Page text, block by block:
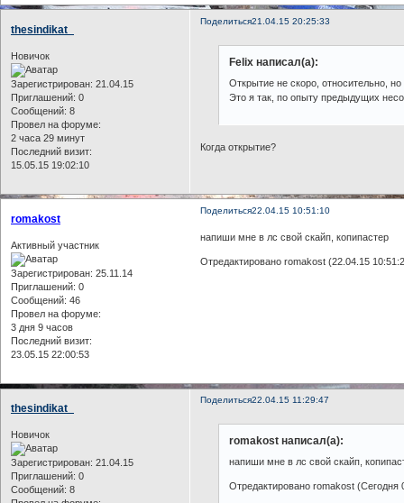
Поделиться21.04.15 20:25:33
thesindikat_
Новичок
Зарегистрирован: 21.04.15
Приглашений: 0
Сообщений: 8
Провел на форуме:
2 часа 29 минут
Последний визит:
15.05.15 19:02:10
Felix написал(а):
Открытие не скоро, относительно,
Это я так, по опыту предыдущих
Когда открытие?
Поделиться22.04.15 10:51:10
romakost
Активный участник
Зарегистрирован: 25.11.14
Приглашений: 0
Сообщений: 46
Провел на форуме:
3 дня 9 часов
Последний визит:
23.05.15 22:00:53
напиши мне в лс свой скайп, копипастер
Отредактировано romakost (22.04.15
Поделиться22.04.15 11:29:47
thesindikat_
Новичок
Зарегистрирован: 21.04.15
Приглашений: 0
Сообщений: 8
romakost написал(а):
напиши мне в лс свой скайп,
Отредактировано romakost (Сегодня